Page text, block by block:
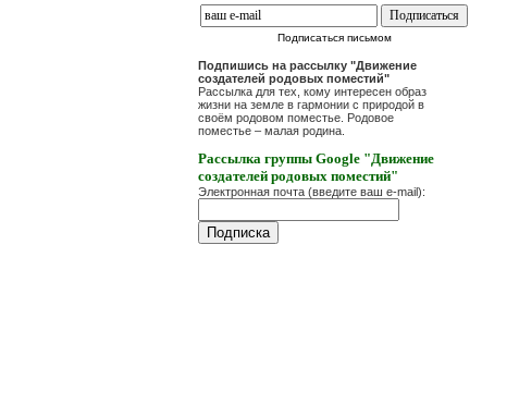
Подписаться письмом
Подпишись на рассылку "Движение
создателей родовых поместий"
Рассылка для тех, кому интересен образ
жизни на земле в гармонии с природой в
своём родовом поместье. Родовое
поместье – малая родина.
Рассылка группы Google "Движение
создателей родовых поместий"
Электронная почта (введите ваш e-mail):